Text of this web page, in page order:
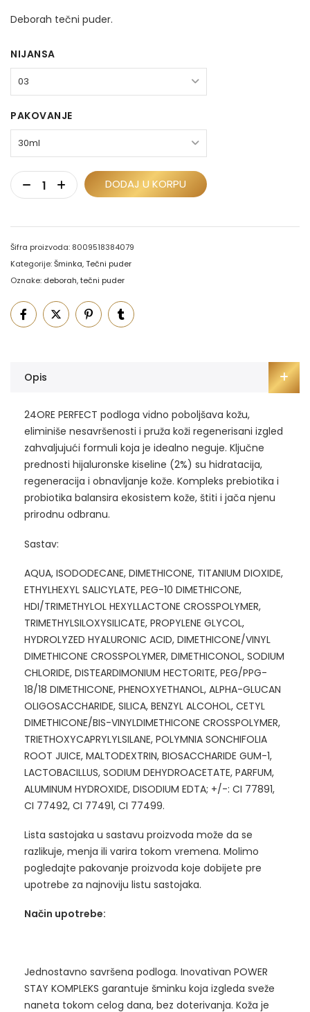
Deborah tečni puder.
NIJANSA
PAKOVANJE
DODAJ U KORPU
Šifra proizvoda: 8009518384079
Kategorije:Šminka,Tečni puder
Oznake: deborah,tečni puder
Opis
24ORE PERFECT podloga vidno poboljšava kožu,
eliminiše nesavršenosti i pruža koži regenerisani izgled
zahvaljujući formuli koja je idealno neguje. Ključne
prednosti hijaluronske kiseline (2%) su hidratacija,
regeneracija i obnavljanje kože. Kompleks prebiotika i
probiotika balansira ekosistem kože, štiti i jača njenu
prirodnu odbranu.
Sastav:
AQUA, ISODODECANE, DIMETHICONE, TITANIUM DIOXIDE,
ETHYLHEXYL SALICYLATE, PEG-10 DIMETHICONE,
HDI/TRIMETHYLOL HEXYLLACTONE CROSSPOLYMER,
TRIMETHYLSILOXYSILICATE, PROPYLENE GLYCOL,
HYDROLYZED HYALURONIC ACID, DIMETHICONE/VINYL
DIMETHICONE CROSSPOLYMER, DIMETHICONOL, SODIUM
CHLORIDE, DISTEARDIMONIUM HECTORITE, PEG/PPG-
18/18 DIMETHICONE, PHENOXYETHANOL, ALPHA-GLUCAN
OLIGOSACCHARIDE, SILICA, BENZYL ALCOHOL, CETYL
DIMETHICONE/BIS-VINYLDIMETHICONE CROSSPOLYMER,
TRIETHOXYCAPRYLYLSILANE, POLYMNIA SONCHIFOLIA
ROOT JUICE, MALTODEXTRIN, BIOSACCHARIDE GUM-1,
LACTOBACILLUS, SODIUM DEHYDROACETATE, PARFUM,
ALUMINUM HYDROXIDE, DISODIUM EDTA; +/-: CI 77891,
CI 77492, CI 77491, CI 77499.
Lista sastojaka u sastavu proizvoda može da se
razlikuje, menja ili varira tokom vremena. Molimo
pogledajte pakovanje proizvoda koje dobijete pre
upotrebe za najnoviju listu sastojaka.
Način upotrebe:
Jednostavno savršena podloga. Inovativan POWER
STAY KOMPLEKS garantuje šminku koja izgleda sveže
naneta tokom celog dana, bez doterivanja. Koža je